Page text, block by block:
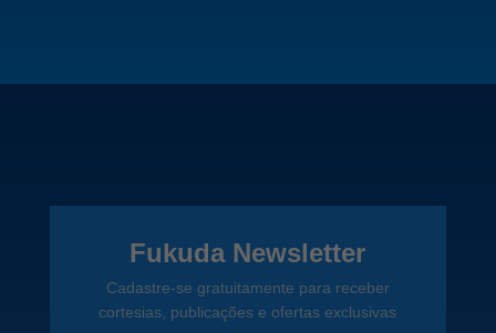
Fukuda Newsletter
Cadastre-se gratuitamente para receber
cortesias, publicações e ofertas exclusivas